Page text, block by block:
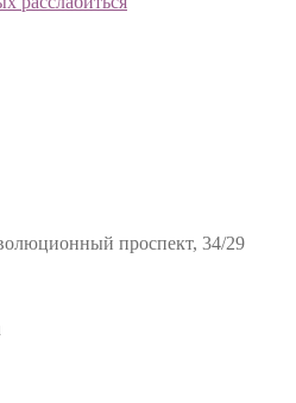
проспект, 34/29